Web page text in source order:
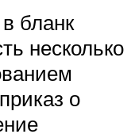
бланк
несколько
о